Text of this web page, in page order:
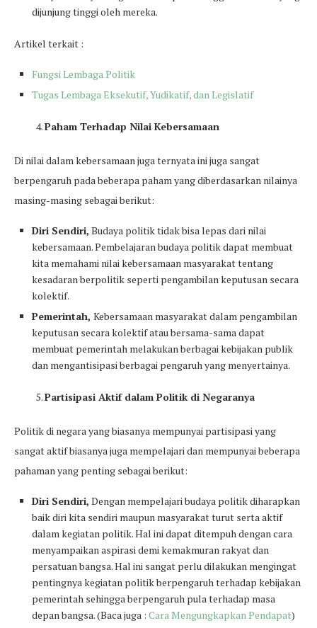
dijunjung tinggi oleh mereka.
Artikel terkait :
Fungsi Lembaga Politik
Tugas Lembaga Eksekutif, Yudikatif, dan Legislatif
Paham Terhadap Nilai Kebersamaan
Di nilai dalam kebersamaan juga ternyata ini juga sangat
berpengaruh pada beberapa paham yang diberdasarkan nilainya
masing-masing sebagai berikut:
Diri Sendiri, Budaya politik tidak bisa lepas dari nilai
kebersamaan. Pembelajaran budaya politik dapat membuat
kita memahami nilai kebersamaan masyarakat tentang
kesadaran berpolitik seperti pengambilan keputusan secara
kolektif.
Pemerintah, Kebersamaan masyarakat dalam pengambilan
keputusan secara kolektif atau bersama-sama dapat
membuat pemerintah melakukan berbagai kebijakan publik
dan mengantisipasi berbagai pengaruh yang menyertainya.
Partisipasi Aktif dalam Politik di Negaranya
Politik di negara yang biasanya mempunyai partisipasi yang
sangat aktif biasanya juga mempelajari dan mempunyai beberapa
pahaman yang penting sebagai berikut:
Diri Sendiri, Dengan mempelajari budaya politik diharapkan
baik diri kita sendiri maupun masyarakat turut serta aktif
dalam kegiatan politik. Hal ini dapat ditempuh dengan cara
menyampaikan aspirasi demi kemakmuran rakyat dan
persatuan bangsa. Hal ini sangat perlu dilakukan mengingat
pentingnya kegiatan politik berpengaruh terhadap kebijakan
pemerintah sehingga berpengaruh pula terhadap masa
depan bangsa. (Baca juga : Cara Mengungkapkan Pendapat)